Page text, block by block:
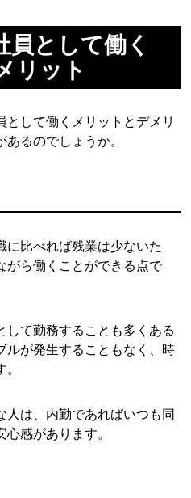
員として働く
リット
して働くメリットとデメリ
るのでしょうか。
に比べれば残業は少ないた
がら働くことができる点で
して勤務することも多くある
ルが発生することもなく、時
人は、内勤であればいつも同
感があります。